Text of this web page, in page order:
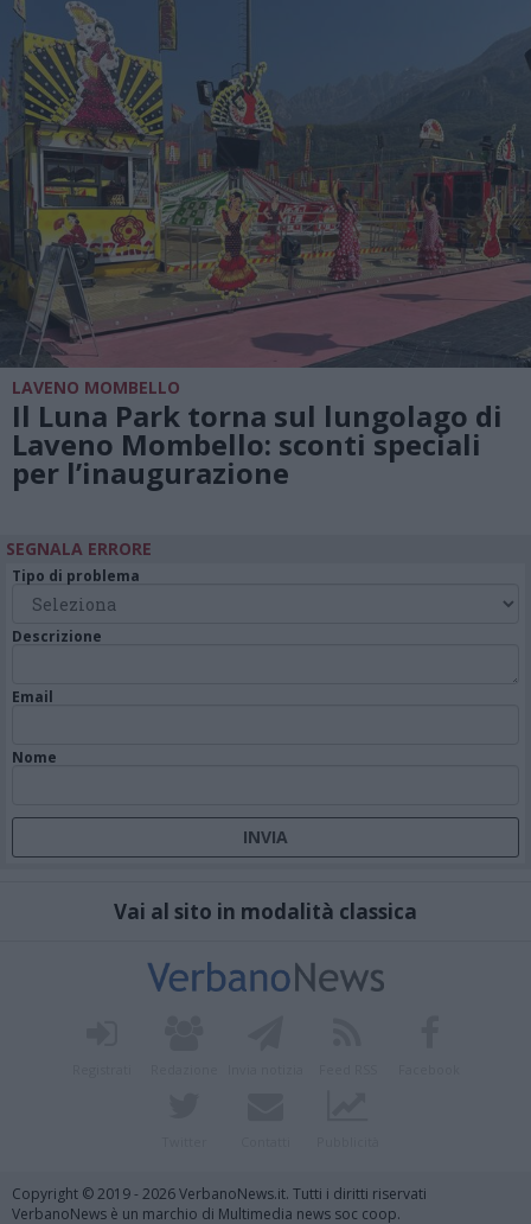
LAVENO MOMBELLO
Il Luna Park torna sul lungolago di
Laveno Mombello: sconti speciali
per l’inaugurazione
SEGNALA ERRORE
Tipo di problema
Descrizione
Email
Nome
Vai al sito in modalità classica
Copyright © 2019 - 2026 VerbanoNews.it. Tutti i diritti riservati
VerbanoNews è un marchio di Multimedia news soc coop.